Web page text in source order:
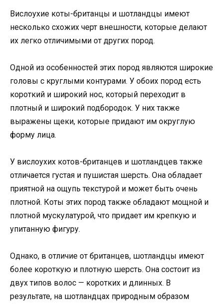
Вислоухие коты-британцы и шотландцы имеют
несколько схожих черт внешности, которые делают
их легко отличимыми от других пород.
Одной из особенностей этих пород являются широкие
головы с круглыми контурами. У обоих пород есть
короткий и широкий нос, который переходит в
плотный и широкий подбородок. У них также
выражены щеки, которые придают им округлую
форму лица.
У вислоухих котов-британцев и шотландцев также
отличается густая и пушистая шерсть. Она обладает
приятной на ощупь текстурой и может быть очень
плотной. Коты этих пород также обладают мощной и
плотной мускулатурой, что придает им крепкую и
упитанную фигуру.
Однако, в отличие от британцев, шотландцы имеют
более короткую и плотную шерсть. Она состоит из
двух типов волос — коротких и длинных. В
результате, на шотландцах природным образом